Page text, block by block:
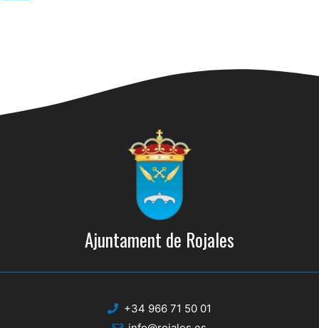
Ajuntament de Rojales
+34 966 71 50 01